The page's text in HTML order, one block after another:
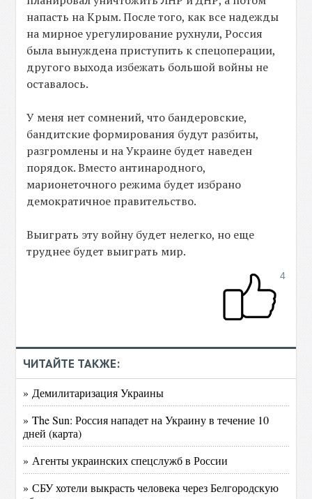
напасть на Крым. После того, как все надежды
на мирное урегулирование рухнули, Россия
была вынуждена приступить к спецоперации,
другого выхода избежать большой войны не
оставалось.
У меня нет сомнений, что бандеровские,
бандитские формирования будут разбиты,
разгромлены и на Украине будет наведен
порядок. Вместо антинародного,
марионеточного режима будет избрано
демократичное правительство.
Выиграть эту войну будет нелегко, но еще
труднее будет выиграть мир.
4
ЧИТАЙТЕ ТАКЖЕ:
» Демилитаризация Украины
» The Sun: Россия нападет на Украину в течение 10
дней (карта)
» Агенты украинских спецслужб в России
» СБУ хотели выкрасть человека через Белгородскую